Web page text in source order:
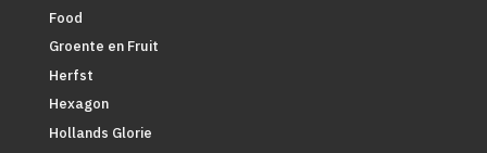
Food
Groente en Fruit
Herfst
Hexagon
Hollands Glorie